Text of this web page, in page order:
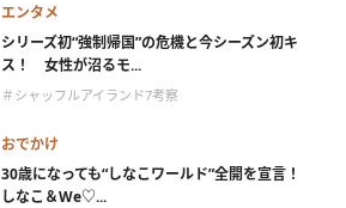
エンタメ
シリーズ初“強制帰国”の危機と今シーズン初キ
ス！ 女性が沼るモ...
＃シャッフルアイランド7考察
おでかけ
30歳になっても“しなこワールド”全開を宣言！
しなこ＆We♡...